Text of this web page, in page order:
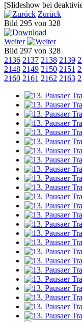
[Slideshow bei
Zurück
Bild 295 von 328
Weiter
Bild 297 von 328
2136 2137 2138 2139
2148 2149 2150 2151
2160 2161 2162 2163